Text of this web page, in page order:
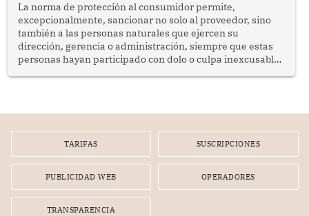
La norma de protección al consumidor permite,
excepcionalmente, sancionar no solo al proveedor, sino
también a las personas naturales que ejercen su
dirección, gerencia o administración, siempre que estas
personas hayan participado con dolo o culpa inexcusable
por la frustrada realización de un meet and greet con
TARIFAS SUSCRIPCIONES
PUBLICIDAD WEB OPERADORES
TRANSPARENCIA